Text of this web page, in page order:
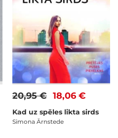
18,06 €
20,95 €
Kad uz spēles likta sirds
Simona Ārnstede